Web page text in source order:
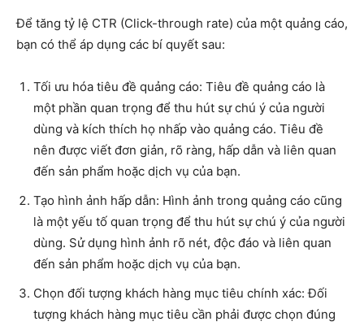
Để tăng tỷ lệ CTR (Click-through rate) của một quảng cáo,
bạn có thể áp dụng các bí quyết sau:
Tối ưu hóa tiêu đề quảng cáo: Tiêu đề quảng cáo là
một phần quan trọng để thu hút sự chú ý của người
dùng và kích thích họ nhấp vào quảng cáo. Tiêu đề
nên được viết đơn giản, rõ ràng, hấp dẫn và liên quan
đến sản phẩm hoặc dịch vụ của bạn.
Tạo hình ảnh hấp dẫn: Hình ảnh trong quảng cáo cũng
là một yếu tố quan trọng để thu hút sự chú ý của người
dùng. Sử dụng hình ảnh rõ nét, độc đáo và liên quan
đến sản phẩm hoặc dịch vụ của bạn.
Chọn đối tượng khách hàng mục tiêu chính xác: Đối
tượng khách hàng mục tiêu cần phải được chọn đúng